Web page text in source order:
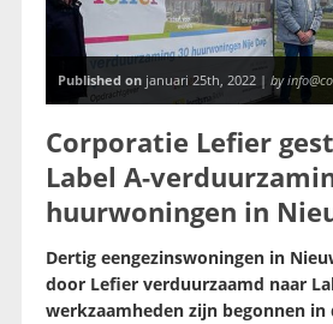
Published onjanuari 25th, 2022 | by
Corporatie Lefier
Label A-
huurwoningen in
Dertig eengezinswoningen in
door Lefier verduurzaamd naar
werkzaamheden zijn begonnen in